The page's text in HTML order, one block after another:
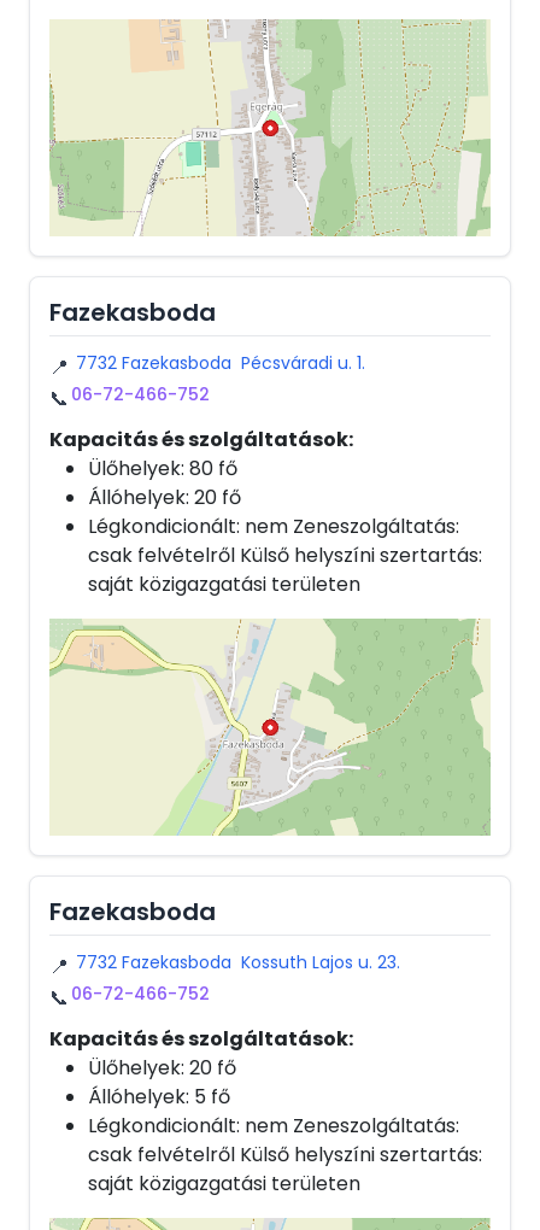
Fazekasboda
📍 7732 Fazekasboda Pécsváradi u. 1.
📞 06-72-466-752
Kapacitás és szolgáltatások:
Ülőhelyek: 80 fő
Állóhelyek: 20 fő
Légkondicionált: nem Zeneszolgáltatás:
csak felvételről Külső helyszíni szertartás:
saját közigazgatási területen
Fazekasboda
📍 7732 Fazekasboda Kossuth Lajos u. 23.
📞 06-72-466-752
Kapacitás és szolgáltatások:
Ülőhelyek: 20 fő
Állóhelyek: 5 fő
Légkondicionált: nem Zeneszolgáltatás:
csak felvételről Külső helyszíni szertartás:
saját közigazgatási területen